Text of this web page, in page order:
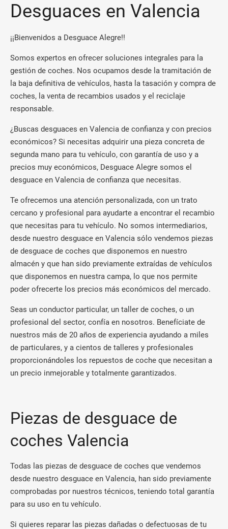
Desguaces en Valencia
¡¡Bienvenidos a Desguace Alegre!!
Somos expertos en ofrecer soluciones integrales para la
gestión de coches. Nos ocupamos desde la tramitación de
la baja definitiva de vehículos, hasta la tasación y compra de
coches, la venta de recambios usados y el reciclaje
responsable.
¿Buscas desguaces en Valencia de confianza y con precios
económicos? Si necesitas adquirir una pieza concreta de
segunda mano para tu vehículo, con garantía de uso y a
precios muy económicos, Desguace Alegre somos el
desguace en Valencia de confianza que necesitas.
Te ofrecemos una atención personalizada, con un trato
cercano y profesional para ayudarte a encontrar el recambio
que necesitas para tu vehículo. No somos intermediarios,
desde nuestro desguace en Valencia sólo vendemos piezas
de desguace de coches que disponemos en nuestro
almacén y que han sido previamente extraídas de vehículos
que disponemos en nuestra campa, lo que nos permite
poder ofrecerte los precios más económicos del mercado.
Seas un conductor particular, un taller de coches, o un
profesional del sector, confía en nosotros. Benefíciate de
nuestros más de 20 años de experiencia ayudando a miles
de particulares, y a cientos de talleres y profesionales
proporcionándoles los repuestos de coche que necesitan a
un precio inmejorable y totalmente garantizados.
Piezas de desguace de
coches Valencia
Todas las piezas de desguace de coches que vendemos
desde nuestro desguace en Valencia, han sido previamente
comprobadas por nuestros técnicos, teniendo total garantía
para su uso en tu vehículo.
Si quieres reparar las piezas dañadas o defectuosas de tu